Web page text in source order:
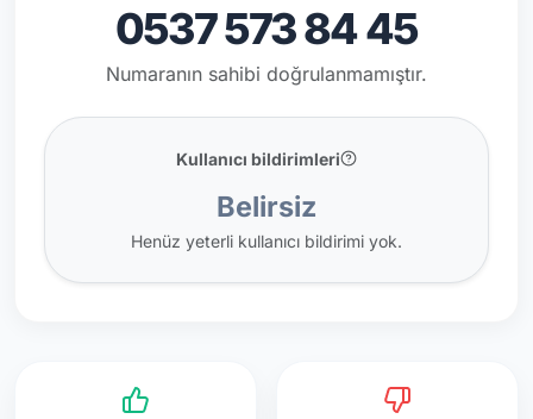
0537 573 84 45
Numaranın sahibi doğrulanmamıştır.
Kullanıcı bildirimleri
Belirsiz
Henüz yeterli kullanıcı bildirimi yok.